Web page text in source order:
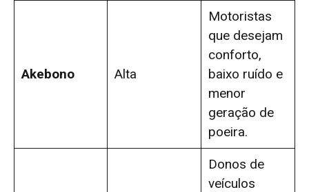
Akebono Alta
Motoristas
que desejam
conforto,
baixo ruído e
menor
geração de
poeira.
Donos de
veículos